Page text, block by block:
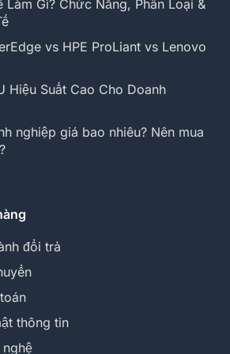
qua mạng.
Firewall phần cứng có thể
bộ mạng và cung cấp các tính
cấp hơn như VPN hoặc
tổ chức lớn thường sử dụng
vệ không chỉ mạng nội bộ mà còn
dịch vụ đám mây và cơ sở
tại Việt Nam. Chúng tôi cam
mới 100% nguyên phụ kiện,
chính hãng, chất lượng.
Làm Gì? Chức Năng, Phân Loại &
vs HPE ProLiant vs Lenovo
Hiệu Suất Cao Cho Doanh
nghiệp giá bao nhiêu? Nên mua
đổi trả
thông tin